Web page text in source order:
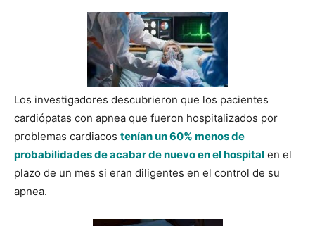
Los investigadores descubrieron que los pacientes
cardiópatas con apnea que fueron hospitalizados por
problemas cardiacos tenían un 60% menos de
probabilidades de acabar de nuevo en el hospital en el
plazo de un mes si eran diligentes en el control de su
apnea.